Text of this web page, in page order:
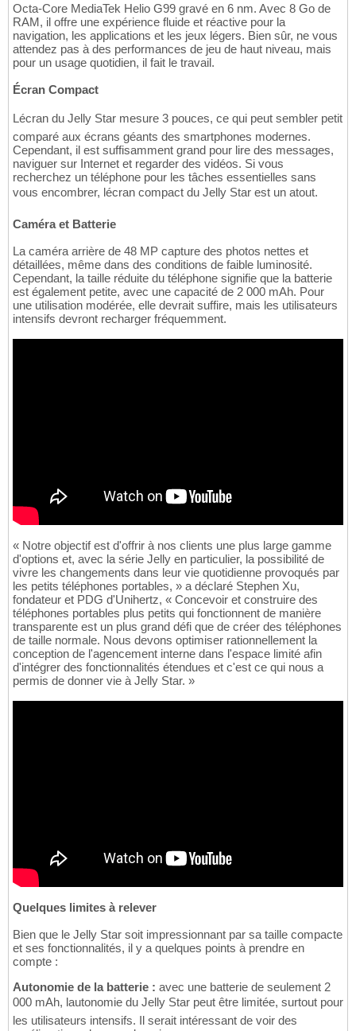
Octa-Core MediaTek Helio G99 gravé en 6 nm. Avec 8 Go de
RAM, il offre une expérience fluide et réactive pour la
navigation, les applications et les jeux légers. Bien sûr, ne vous
attendez pas à des performances de jeu de haut niveau, mais
pour un usage quotidien, il fait le travail.
Écran Compact
Lécran du Jelly Star mesure 3 pouces, ce qui peut sembler petit
comparé aux écrans géants des smartphones modernes.
Cependant, il est suffisamment grand pour lire des messages,
naviguer sur Internet et regarder des vidéos. Si vous
recherchez un téléphone pour les tâches essentielles sans
vous encombrer, lécran compact du Jelly Star est un atout.
Caméra et Batterie
La caméra arrière de 48 MP capture des photos nettes et
détaillées, même dans des conditions de faible luminosité.
Cependant, la taille réduite du téléphone signifie que la batterie
est également petite, avec une capacité de 2 000 mAh. Pour
une utilisation modérée, elle devrait suffire, mais les utilisateurs
intensifs devront recharger fréquemment.
« Notre objectif est d'offrir à nos clients une plus large gamme
d'options et, avec la série Jelly en particulier, la possibilité de
vivre les changements dans leur vie quotidienne provoqués par
les petits téléphones portables, » a déclaré Stephen Xu,
fondateur et PDG d'Unihertz, « Concevoir et construire des
téléphones portables plus petits qui fonctionnent de manière
transparente est un plus grand défi que de créer des téléphones
de taille normale. Nous devons optimiser rationnellement la
conception de l'agencement interne dans l'espace limité afin
d'intégrer des fonctionnalités étendues et c'est ce qui nous a
permis de donner vie à Jelly Star. »
Quelques limites à relever
Bien que le Jelly Star soit impressionnant par sa taille compacte
et ses fonctionnalités, il y a quelques points à prendre en
compte :
Autonomie de la batterie : avec une batterie de seulement 2
000 mAh, lautonomie du Jelly Star peut être limitée, surtout pour
les utilisateurs intensifs. Il serait intéressant de voir des